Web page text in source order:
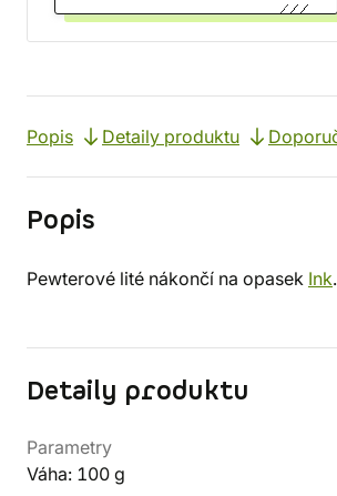
Popis Detaily produktu
Popis
Pewterové lité nákončí na opasek Ink.
Detaily produktu
Parametry
Váha: 100 g